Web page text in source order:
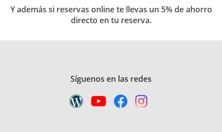
Y además si reservas online te llevas un 5% de ahorro
directo en tu reserva.
Síguenos en las redes